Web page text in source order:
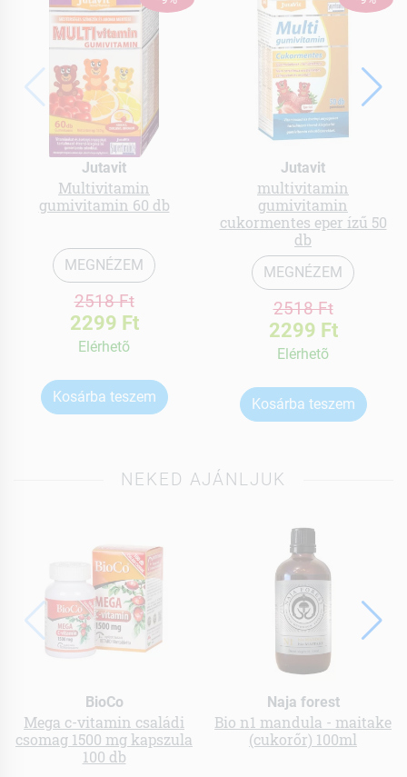
Jutavit
Multivitamin
gumivitamin 60 db
MEGNÉZEM
2518 Ft
2299 Ft
Elérhetõ
Kosárba teszem
Jutavit
multivitamin
gumivitamin
cukormentes eper ízű 50
db
MEGNÉZEM
2518 Ft
2299 Ft
Elérhetõ
Kosárba teszem
NEKED AJÁNLJUK
BioCo
Mega c-vitamin családi
csomag 1500 mg kapszula
100 db
Naja forest
Bio n1 mandula - maitake
(cukorőr) 100ml